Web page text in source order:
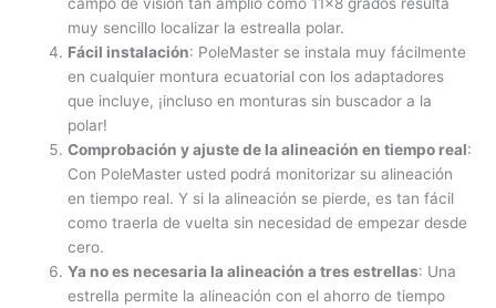
campo de visión tan amplio como 11×8 grados resulta
muy sencillo localizar la estrealla polar.
Fácil instalación: PoleMaster se instala muy fácilmente
en cualquier montura ecuatorial con los adaptadores
que incluye, ¡incluso en monturas sin buscador a la
polar!
Comprobación y ajuste de la alineación en tiempo real:
Con PoleMaster usted podrá monitorizar su alineación
en tiempo real. Y si la alineación se pierde, es tan fácil
como traerla de vuelta sin necesidad de empezar desde
cero.
Ya no es necesaria la alineación a tres estrellas: Una
estrella permite la alineación con el ahorro de tiempo